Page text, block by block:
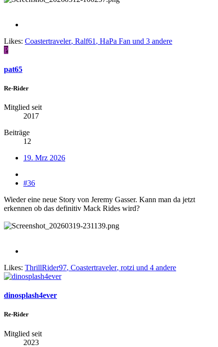
Likes: Coastertraveler, Ralf61, HaPa Fan und 3 andere
P
pat65
Re-Rider
Mitglied seit
2017
Beiträge
12
19. Mrz 2026
#36
Wieder eine neue Story von Jeremy Gasser. Kann man da jetzt
erkennen ob das definitiv Mack Rides wird?
Likes: ThrillRider97, Coastertraveler, rotzi und 4 andere
dinosplash4ever
Re-Rider
Mitglied seit
2023